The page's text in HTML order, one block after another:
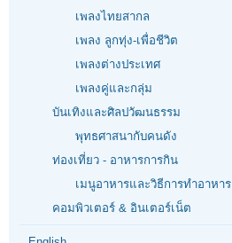
เพลงไทยสากล
เพลง ลูกทุ่ง-เพื่อชีวิต
เพลงต่างประเทศ
เพลงคู่และกลุ่ม
บันเทิงและศิลปวัฒนธรรม
พุทธศาสนากับคนดัง
ท่องเที่ยว - อาหารการกิน
เมนูอาหารและวิธีการทำอาหาร
คอมพิวเตอร์ & อินเตอร์เน็ต